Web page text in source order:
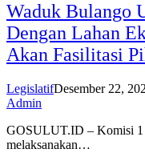
Waduk Bulango
Dengan Lahan
Akan Fasilitasi
LegislatifDesember 22,
Admin
GOSULUT.ID – Komisi
melaksanakan…